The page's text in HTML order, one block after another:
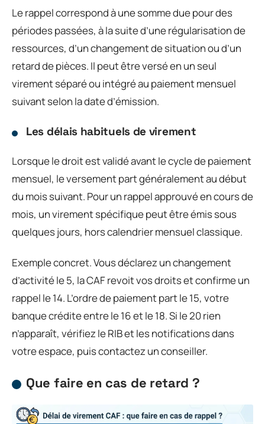
Le rappel correspond à une somme due pour des
périodes passées, à la suite d’une régularisation de
ressources, d’un changement de situation ou d’un
retard de pièces. Il peut être versé en un seul
virement séparé ou intégré au paiement mensuel
suivant selon la date d’émission.
Les délais habituels de virement
Lorsque le droit est validé avant le cycle de paiement
mensuel, le versement part généralement au début
du mois suivant. Pour un rappel approuvé en cours de
mois, un virement spécifique peut être émis sous
quelques jours, hors calendrier mensuel classique.
Exemple concret. Vous déclarez un changement
d’activité le 5, la CAF revoit vos droits et confirme un
rappel le 14. L’ordre de paiement part le 15, votre
banque crédite entre le 16 et le 18. Si le 20 rien
n’apparaît, vérifiez le RIB et les notifications dans
votre espace, puis contactez un conseiller.
Que faire en cas de retard ?